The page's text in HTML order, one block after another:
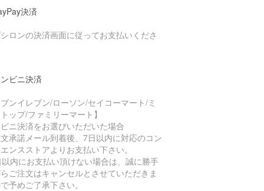
決済
ロンの決済画面に従ってお支払いくださ
ビニ決済
ンイレブン/ローソン/セイコーマート/ミ
ップ/ファミリーマート】
ニ決済をお選びいただいた場合
承諾メール到着後、7日以内に対応のコン
ンスストアよりお支払い下さい。
内にお支払い頂けない場合は、誠に勝手
ご注文はキャンセルとさせていただきま
予めご了承下さい。